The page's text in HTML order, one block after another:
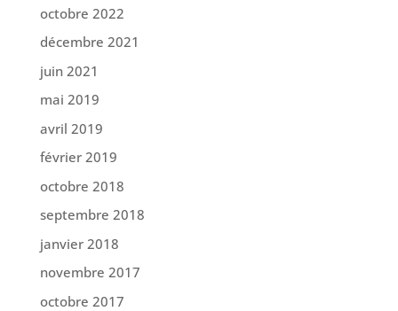
octobre 2022
décembre 2021
juin 2021
mai 2019
avril 2019
février 2019
octobre 2018
septembre 2018
janvier 2018
novembre 2017
octobre 2017